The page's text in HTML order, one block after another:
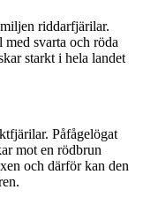
riddarfjärilar.
svarta och röda
starkt i hela landet
Påfågelögat
mot en rödbrun
och därför kan den